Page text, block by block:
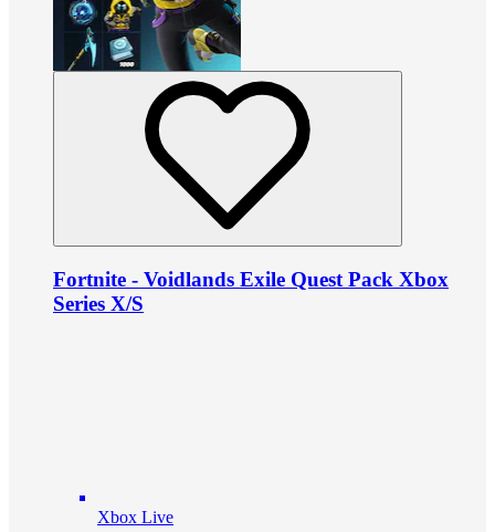
Fortnite - Voidlands Exile Quest Pack Xbox
Series X/S
Xbox Live